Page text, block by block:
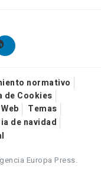
normativo
de Cookies
Temas
de navidad
Europa Press.